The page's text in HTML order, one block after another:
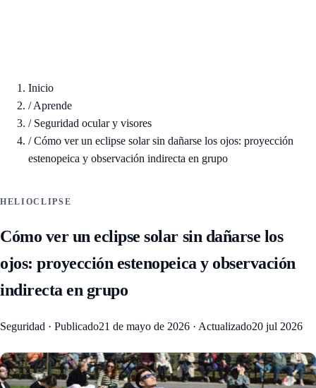
Inicio
/Aprende
/ Seguridad ocular y visores
/Cómo ver un eclipse solar sin dañarse los ojos: proyección
estenopeica y observación indirecta en grupo
HELIOCLIPSE
Cómo ver un eclipse solar sin dañarse los
ojos: proyección estenopeica y observación
indirecta en grupo
Seguridad · Publicado21 de mayo de 2026 · Actualizado20 jul 2026